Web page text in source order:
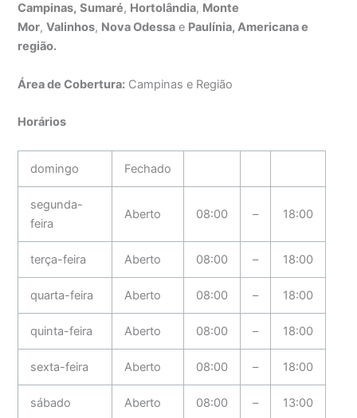
Campinas, Sumaré, Hortolândia, Monte
Mor,Valinhos, Nova Odessa e Paulínia, Americana e
região.
Área de Cobertura: Campinas e Região
Horários
domingo Fechado
segunda-
feira
Aberto 08:00 – 18:00
terça-feira Aberto 08:00 – 18:00
quarta-feira Aberto 08:00 – 18:00
quinta-feira Aberto 08:00 – 18:00
sexta-feira Aberto 08:00 – 18:00
sábado Aberto 08:00 – 13:00